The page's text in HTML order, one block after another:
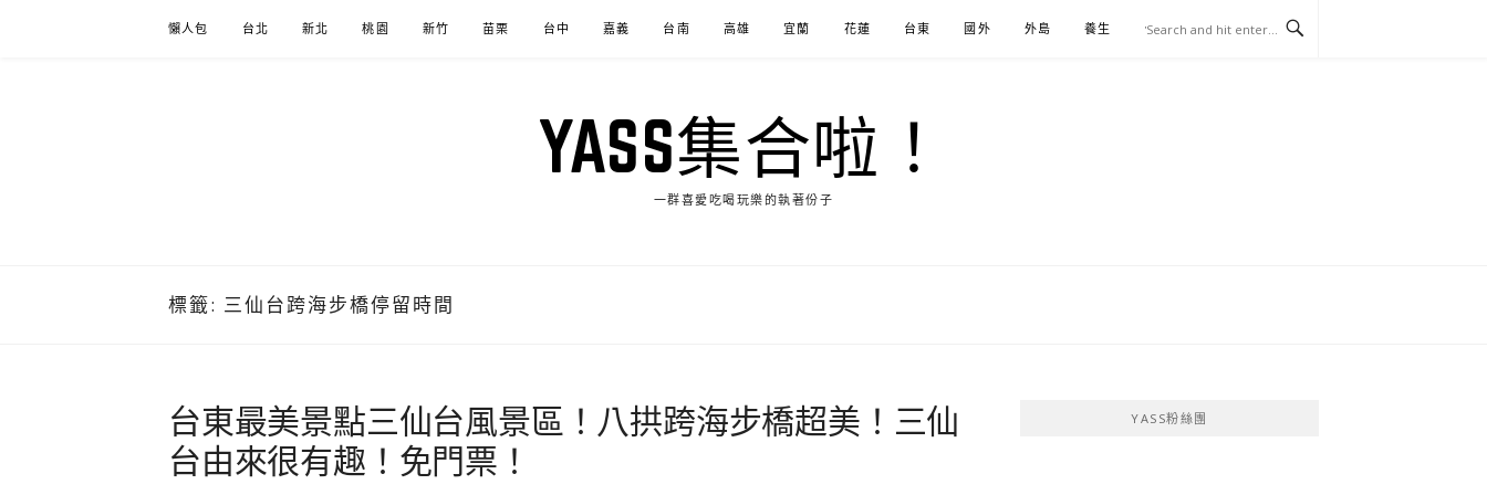
懶人包 台北 新北 桃園 新竹 苗栗 台中 嘉義 台南 高雄 宜蘭 花蓮 台東 國外 外島 養生 伴手禮
YASS集合啦！
一群喜愛吃喝玩樂的執著份子
標籤: 三仙台跨海步橋停留時間
台東最美景點三仙台風景區！八拱跨海步橋超美！三仙
台由來很有趣！免門票！
YASS粉絲團